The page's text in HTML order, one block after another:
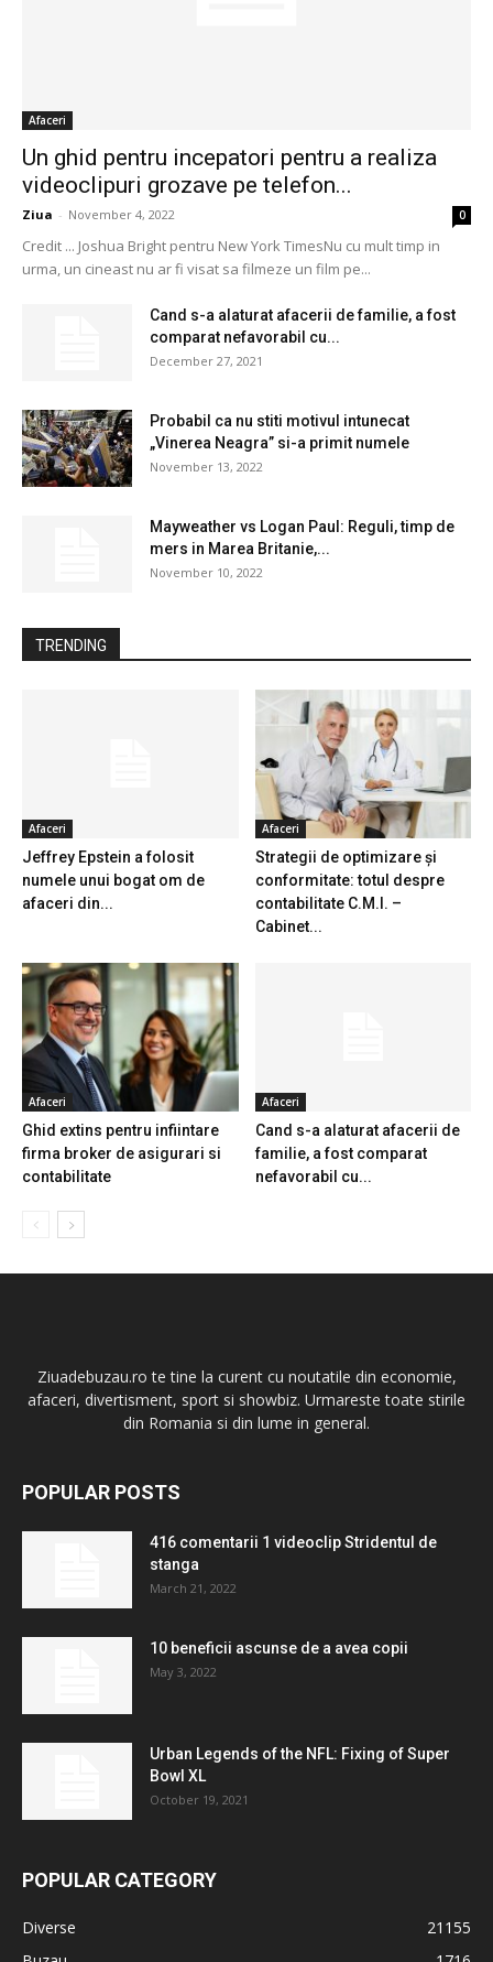
Afaceri
Un ghid pentru incepatori pentru a realiza
videoclipuri grozave pe telefon...
Ziua - November 4, 2022 0
Credit ... Joshua Bright pentru New York TimesNu cu mult timp in
urma, un cineast nu ar fi visat sa filmeze un film pe...
Cand s-a alaturat afacerii de familie, a fost
comparat nefavorabil cu...
December 27, 2021
Probabil ca nu stiti motivul intunecat
„Vinerea Neagra” si-a primit numele
November 13, 2022
Mayweather vs Logan Paul: Reguli, timp de
mers in Marea Britanie,...
November 10, 2022
TRENDING
Afaceri
Jeffrey Epstein a folosit
numele unui bogat om de
afaceri din...
Afaceri
Strategii de optimizare și
conformitate: totul despre
contabilitate C.M.I. –
Cabinet...
Afaceri
Ghid extins pentru infiintare
firma broker de asigurari si
contabilitate
Afaceri
Cand s-a alaturat afacerii de
familie, a fost comparat
nefavorabil cu...
Ziuadebuzau.ro te tine la curent cu noutatile din economie,
afaceri, divertisment, sport si showbiz. Urmareste toate stirile
din Romania si din lume in general.
POPULAR POSTS
416 comentarii 1 videoclip Stridentul de
stanga
March 21, 2022
10 beneficii ascunse de a avea copii
May 3, 2022
Urban Legends of the NFL: Fixing of Super
Bowl XL
October 19, 2021
POPULAR CATEGORY
Diverse
21155